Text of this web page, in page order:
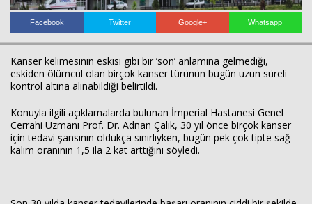
Facebook Twitter Google+ Whatsapp
Kanser kelimesinin eskisi gibi bir ’son’ anlamına gelmediği,
eskiden ölümcül olan birçok kanser türünün bugün uzun süreli
kontrol altına alınabildiği belirtildi.
Konuyla ilgili açıklamalarda bulunan İmperial Hastanesi Genel
Cerrahi Uzmanı Prof. Dr. Adnan Çalık, 30 yıl önce birçok kanser
için tedavi şansının oldukça sınırlıyken, bugün pek çok tipte sağ
kalım oranının 1,5 ila 2 kat arttığını söyledi.